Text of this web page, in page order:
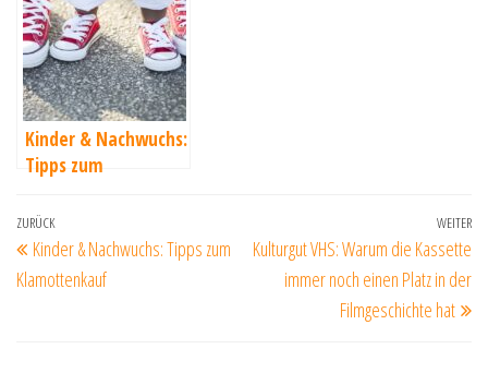
Kinder & Nachwuchs:
Tipps zum
Beitragsnavigation
Vorheriger
Beitrag
ZURÜCK
Kinder & Nachwuchs: Tipps zum
Klamottenkauf
WEITER
Kulturgut VHS: Warum die Kassette
immer noch einen Platz in der
Filmgeschichte hat